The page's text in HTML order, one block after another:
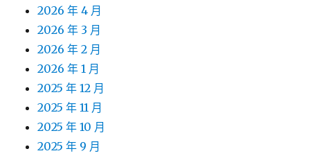
2026 年 4 月
2026 年 3 月
2026 年 2 月
2026 年 1 月
2025 年 12 月
2025 年 11 月
2025 年 10 月
2025 年 9 月